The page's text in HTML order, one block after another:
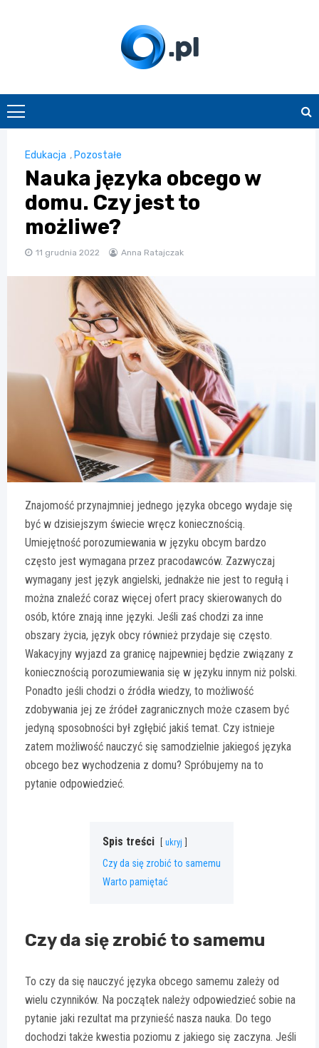
O.pl
Edukacja , Pozostałe
Nauka języka obcego w
domu. Czy jest to
możliwe?
11 grudnia 2022 Anna Ratajczak
Znajomość przynajmniej jednego języka obcego wydaje się
być w dzisiejszym świecie wręcz koniecznością.
Umiejętność porozumiewania w języku obcym bardzo
często jest wymagana przez pracodawców. Zazwyczaj
wymagany jest język angielski, jednakże nie jest to regułą i
można znaleźć coraz więcej ofert pracy skierowanych do
osób, które znają inne języki. Jeśli zaś chodzi za inne
obszary życia, język obcy również przydaje się często.
Wakacyjny wyjazd za granicę najpewniej będzie związany z
koniecznością porozumiewania się w języku innym niż polski.
Ponadto jeśli chodzi o źródła wiedzy, to możliwość
zdobywania jej ze źródeł zagranicznych może czasem być
jedyną sposobności był zgłębić jakiś temat. Czy istnieje
zatem możliwość nauczyć się samodzielnie jakiegoś języka
obcego bez wychodzenia z domu? Spróbujemy na to
pytanie odpowiedzieć.
Spis treści ukryj
Czy da się zrobić to samemu
Warto pamiętać
Czy da się zrobić to samemu
To czy da się nauczyć języka obcego samemu zależy od
wielu czynników. Na początek należy odpowiedzieć sobie na
pytanie jaki rezultat ma przynieść nasza nauka. Do tego
dochodzi także kwestia poziomu z jakiego się zaczyna. Jeśli